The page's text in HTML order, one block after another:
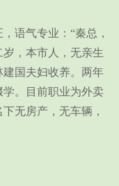
语气专业：“秦总，
，本市人，无亲生
国夫妇收养。两年
。目前职业为外卖
无房产，无车辆，